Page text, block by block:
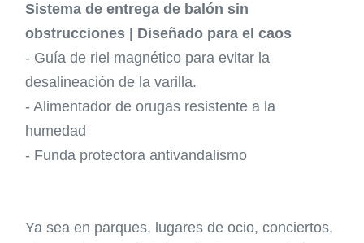
Sistema de entrega de balón sin
obstrucciones | Diseñado para el caos
- Guía de riel magnético para evitar la
desalineación de la varilla.
- Alimentador de orugas resistente a la
humedad
- Funda protectora antivandalismo
Ya sea en parques, lugares de ocio, conciertos,